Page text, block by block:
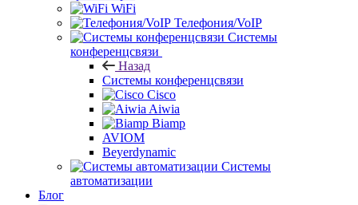
WiFi
Телефония/VoIP
Системы
конференцсвязи
Назад
Системы конференцсвязи
Cisco
Aiwia
Biamp
AVIOM
Beyerdynamic
Системы
автоматизации
Блог